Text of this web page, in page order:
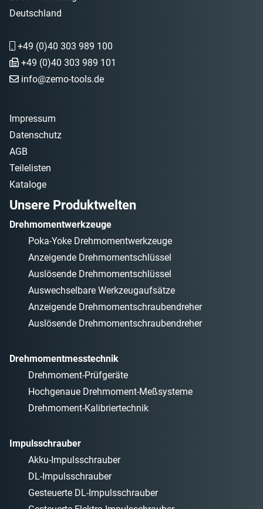
Unsere Produktwelten
Deutschland
+49 (0)40 303 989 100
+49 (0)40 303 989 101
info@zemo-tools.de
Impressum
Datenschutz
AGB
Teilelisten
Kataloge
Drehmomentwerkzeuge
Poka-Yoke Drehmomentwerkzeuge
Anzeigende Drehmomentschlüssel
Auslösende Drehmomentschlüssel
Auswechselbare Werkzeugaufsätze
Anzeigende Drehmomentschraubendreher
Auslösende Drehmomentschraubendreher
Drehmomentmesstechnik
Drehmoment-Prüfgeräte
Hochgenaue Drehmoment-Meßsysteme
Drehmoment-Kalibriertechnik
Impulsschrauber
Akku-Impulsschrauber
DL-Impulsschrauber
Gesteuerte DL-Impulsschrauber